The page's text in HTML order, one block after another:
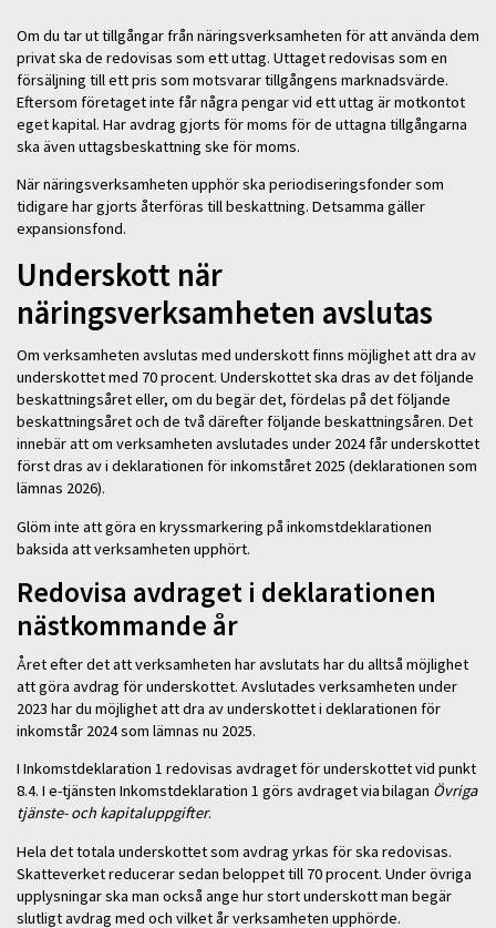
Om du tar ut tillgångar från näringsverksamheten för att använda dem
privat ska de redovisas som ett uttag. Uttaget redovisas som en
försäljning till ett pris som motsvarar tillgångens marknadsvärde.
Eftersom företaget inte får några pengar vid ett uttag är motkontot
eget kapital. Har avdrag gjorts för moms för de uttagna tillgångarna
ska även uttagsbeskattning ske för moms.
När näringsverksamheten upphör ska periodiseringsfonder som
tidigare har gjorts återföras till beskattning. Detsamma gäller
expansionsfond.
Underskott när
näringsverksamheten avslutas
Om verksamheten avslutas med underskott finns möjlighet att dra av
underskottet med 70 procent. Underskottet ska dras av det följande
beskattningsåret eller, om du begär det, fördelas på det följande
beskattningsåret och de två därefter följande beskattningsåren. Det
innebär att om verksamheten avslutades under 2024 får underskottet
först dras av i deklarationen för inkomståret 2025 (deklarationen som
lämnas 2026).
Glöm inte att göra en kryssmarkering på inkomstdeklarationen
baksida att verksamheten upphört.
Redovisa avdraget i deklarationen
nästkommande år
Året efter det att verksamheten har avslutats har du alltså möjlighet
att göra avdrag för underskottet. Avslutades verksamheten under
2023 har du möjlighet att dra av underskottet i deklarationen för
inkomstår 2024 som lämnas nu 2025.
I Inkomstdeklaration 1 redovisas avdraget för underskottet vid punkt
8.4. I e-tjänsten Inkomstdeklaration 1 görs avdraget via bilagan Övriga
tjänste- och kapitaluppgifter.
Hela det totala underskottet som avdrag yrkas för ska redovisas.
Skatteverket reducerar sedan beloppet till 70 procent. Under övriga
upplysningar ska man också ange hur stort underskott man begär
slutligt avdrag med och vilket år verksamheten upphörde.